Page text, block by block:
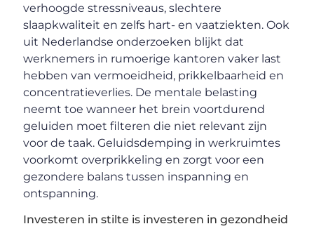
verhoogde stressniveaus, slechtere
slaapkwaliteit en zelfs hart- en vaatziekten. Ook
uit Nederlandse onderzoeken blijkt dat
werknemers in rumoerige kantoren vaker last
hebben van vermoeidheid, prikkelbaarheid en
concentratieverlies. De mentale belasting
neemt toe wanneer het brein voortdurend
geluiden moet filteren die niet relevant zijn
voor de taak. Geluidsdemping in werkruimtes
voorkomt overprikkeling en zorgt voor een
gezondere balans tussen inspanning en
ontspanning.
Investeren in stilte is investeren in gezondheid